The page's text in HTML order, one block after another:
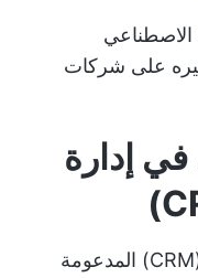
الاصطناعي
على شركات
إدارة
تحلل أنظمة إدارة علاقات العملاء (CRM) المدعومة